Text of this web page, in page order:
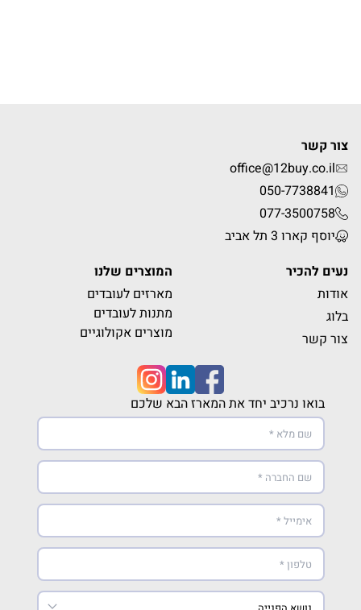
צור קשר
office@12buy.co.il
050-7738841
077-3500758
יוסף קארו 3 תל אביב
נעים להכיר
אודות
בלוג
צור קשר
המוצרים שלנו
מארזים לעובדים
מתנות לעובדים
מוצרים אקולוגיים
בואו נרכיב יחד את המארז הבא שלכם